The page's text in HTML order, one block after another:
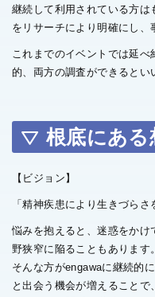
継続して利用されている方
をリサーチにより明確にし、
これまでのイベントでは延
的、両方の調査ができるとい
根底にある
【ビジョン】
「精神疾患により生きづら
悩みを抱えると、迷惑をか
野狭窄に陥ることもあります。
そんな方がengawaに継続的
と出会う機会が増えること